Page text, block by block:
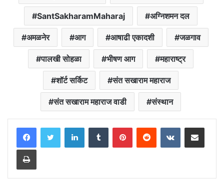
SantSakharamMaharaj अग्निशमन दल
अमळनेर आग आषाढी एकादशी जळगाव
पालखी सोहळा भीषण आग महाराष्ट्र
शॉर्ट सर्किट संत सखाराम महाराज
संत सखाराम महाराज वाडी संस्थान
LinkedInTumblr PinterestReddit VKontakteShare via Email
Print